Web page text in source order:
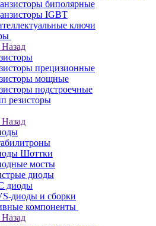
биполярные
IGBT
ключи
Назад
прецизионные
мощные
подстроечные
резисторы
Назад
Шоттки
мосты
диоды
диоды
диоды и сборки
компоненты
Назад